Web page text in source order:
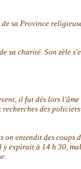
sa Province
sa charité. Son zèle
, il fut dès lors
recherches des
on entendit des coups
y expirait à 14 h 30,